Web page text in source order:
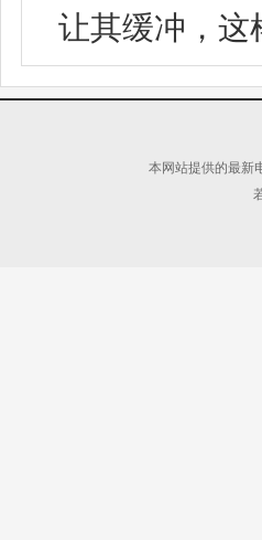
让其缓冲，这
本网站提供的最新